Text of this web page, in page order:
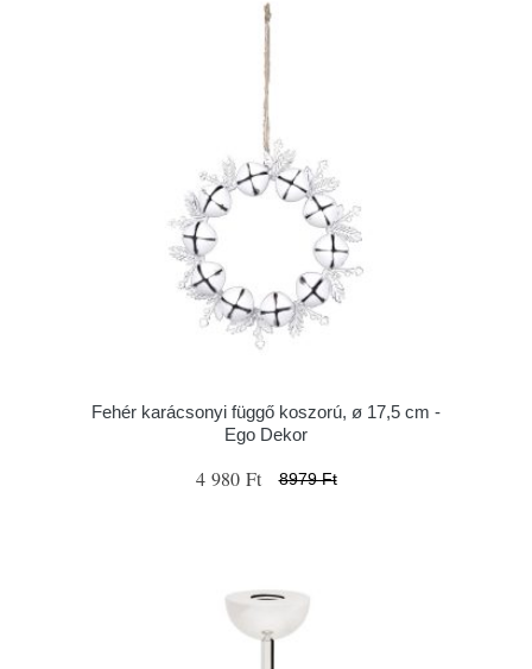
Fehér karácsonyi függő koszorú, ø 17,5 cm -
Ego Dekor
4 980 Ft 8979 Ft